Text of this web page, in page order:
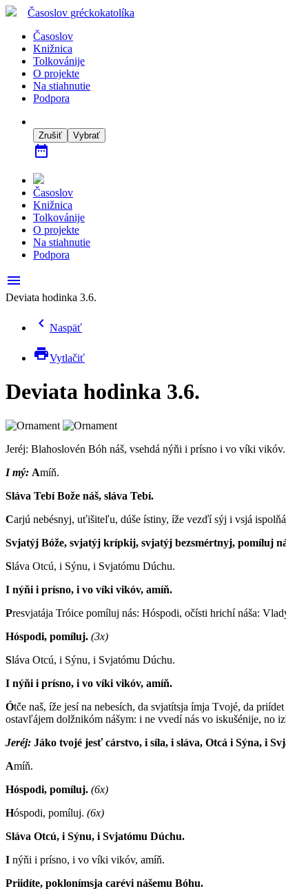
Časoslov gréckokatolíka
Časoslov
Knižnica
Tolkovánije
O projekte
Na stiahnutie
Podpora
Zrušiť Vybrať
date_range
Časoslov
Knižnica
Tolkovánije
O projekte
Na stiahnutie
Podpora
menu
Deviata hodinka 3.6.
chevron_left Naspäť
printVytlačiť
Deviata hodinka 3.6.
Jeréj: Blahoslovén Bóh náš, vsehdá nýňi i prísno i vo víki vikóv.
I mý: Amíň.
Sláva Tebí Bože náš, sláva Tebí.
Carjú nebésnyj, uťišiteľu, dúše ístiny, íže vezďí sýj i vsjá
Svjatýj Bóže, svjatýj krípkij, svjatýj bezsmértnyj, pomíluj
Sláva Otcú, i Sýnu, i Svjatómu Dúchu.
I nýňi i prísno, i vo víki vikóv, amíň.
Presvjatája Tróice pomíluj nás: Hóspodi, očísti hrichí náša:
Hóspodi, pomíluj. (3x)
Sláva Otcú, i Sýnu, i Svjatómu Dúchu.
I nýňi i prísno, i vo víki vikóv, amíň.
Ótče naš, íže jesí na nebesích, da svjatítsja ímja Tvojé, da
ostavľájem dolžnikóm nášym: i ne vvedí nás vo iskušénije, no
Jeréj: Jáko tvojé jesť cárstvo, i síla, i sláva, Otcá i Sýna, i
Amíň.
Hóspodi, pomíluj. (6x)
Hóspodi, pomíluj. (6x)
Sláva Otcú, i Sýnu, i Svjatómu Dúchu.
I nýňi i prísno, i vo víki vikóv, amíň.
Priidíte, poklonímsja carévi nášemu Bóhu.